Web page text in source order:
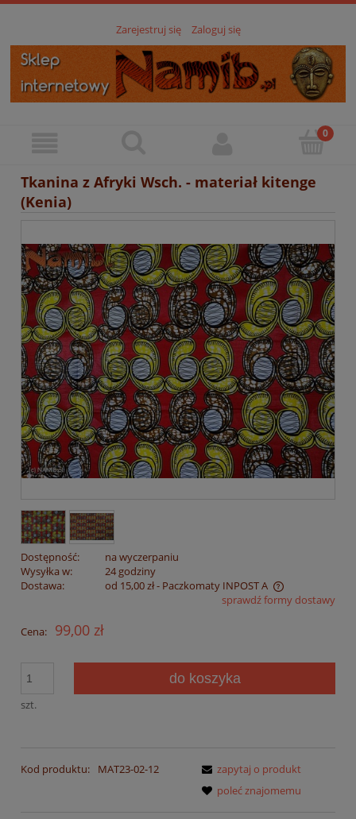
Zarejestruj się Zaloguj się
Tkanina z Afryki Wsch. - materiał kitenge
(Kenia)
Dostępność:
na wyczerpaniu
Wysyłka w:
24 godziny
Dostawa:
od 15,00 zł- Paczkomaty INPOST A
Cena nie zawiera ewentualnych kosztów płatnościsprawdź formy dostawy
Cena: 99,00 zł
szt.
do koszyka
Kod produktu: MAT23-02-12
zapytaj o produkt
poleć znajomemu